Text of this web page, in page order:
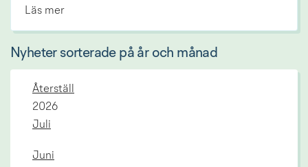
Läs mer
Nyheter sorterade på år och månad
Återställ
År:
2026
Juli
Juni